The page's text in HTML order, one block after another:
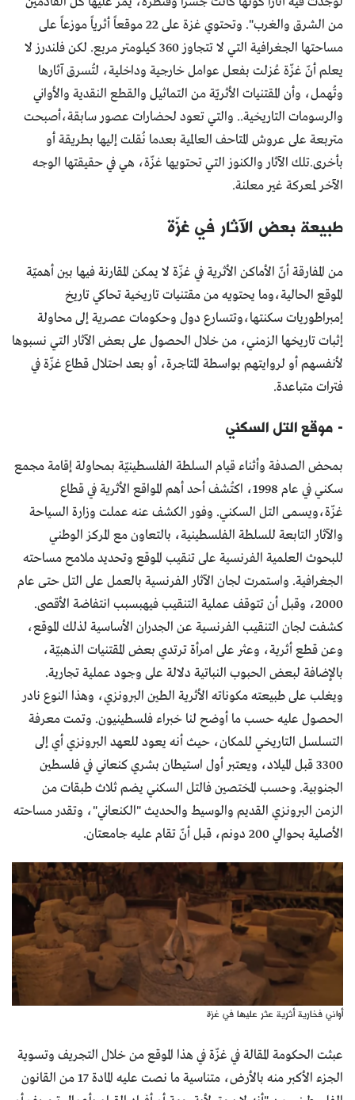
من الشرق والغرب". وتحتوي غزة على 22 موقعاً أثرياً موزعاً على
مساحتها الجغرافية التي لا تتجاوز 360 كيلومتر مربع. لكن فلندرز لا
يعلم أنّ غزّة عُزلت بفعل عوامل خارجية وداخلية، لتُسرق آثارها
وتُهمل، وأن المقتنيات الأثريّة من التماثيل والقطع النقدية والأواني
والرسومات التاريخية.. والتي تعود لحضارات عصور سابقة،أصبحت
متربعة على عروش المتاحف العالمية بعدما نُقلت إليها بطريقة أو
بأخرى.تلك الآثار والكنوز التي تحتويها غزّة، هي في حقيقتها الوجه
الآخر لمعركة غير معلنة.
طبيعة بعض الآثار في غزّة
من المفارقة أنّ الأماكن الأثرية في غزّة لا يمكن المقارنة فيها بين أهميّة
الموقع الحالية،وما يحتويه من مقتنيات تاريخية تحاكي تاريخ
إمبراطوريات سكنتها،وتتسارع دول وحكومات عصرية إلى محاولة
إثبات تاريخها الزمني، من خلال الحصول على بعض الآثار التي نسبوها
لأنفسهم أو لروايتهم بواسطة المتاجرة، أو بعد احتلال قطاع غزّة في
فترات متباعدة.
- موقع التل السكني
بمحض الصدفة وأثناء قيام السلطة الفلسطينيّة بمحاولة إقامة مجمع
سكني في عام 1998، اكتُشف أحد أهم المواقع الأثرية في قطاع
غزّة،ويسمى التل السكني. وفور الكشف عنه عملت وزارة السياحة
والآثار التابعة للسلطة الفلسطينية، بالتعاون مع المركز الوطني
للبحوث العلمية الفرنسية على تنقيب الموقع وتحديد ملامح مساحته
الجغرافية. واستمرت لجان الآثار الفرنسية بالعمل على التل حتى عام
2000، وقبل أن تتوقف عملية التنقيب فيهبسبب انتفاضة الأقصى.
كشفت لجان التنقيب الفرنسية عن الجدران الأساسية لذلك الموقع،
وعن قطع أثرية، وعثر على امرأة ترتدي بعض المقتنيات الذهبيّة،
بالإضافة لبعض الحبوب النباتية دلالة على وجود عملية تجارية.
ويغلب على طبيعته مكوناته الأثرية الطين البرونزي، وهذا النوع نادر
الحصول عليه حسب ما أوضح لنا خبراء فلسطينيون. وتمت معرفة
التسلسل التاريخي للمكان، حيث أنه يعود للعهد البرونزي أي إلى
3300 قبل الميلاد، ويعتبر أول استيطان بشري كنعاني في فلسطين
الجنوبية. وحسب المختصين فالتل السكني يضم ثلاث طبقات من
الزمن البرونزي القديم والوسيط والحديث "الكنعاني"، وتقدر مساحته
الأصلية بحوالي 200 دونم، قبل أنّ تقام عليه جامعتان.
أواني فخارية أثرية عثر عليها في غزة
عبثت الحكومة المقالة في غزّة في هذا الموقع من خلال التجريف وتسوية
الجزء الأكبر منه بالأرض، متناسية ما نصت عليه المادة 17 من القانون